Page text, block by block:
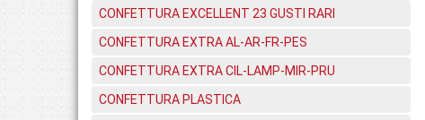
CONFETTURA EXCELLENT 23 GUSTI RARI
CONFETTURA EXTRA AL-AR-FR-PES
CONFETTURA EXTRA CIL-LAMP-MIR-PRU
CONFETTURA PLASTICA